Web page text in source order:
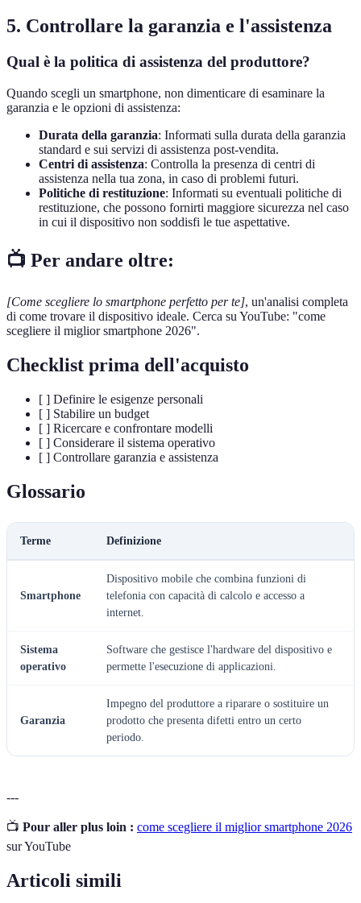
5. Controllare la garanzia e l'assistenza
Qual è la politica di assistenza del produttore?
Quando scegli un smartphone, non dimenticare di esaminare la
garanzia e le opzioni di assistenza:
Durata della garanzia: Informati sulla durata della garanzia
standard e sui servizi di assistenza post-vendita.
Centri di assistenza: Controlla la presenza di centri di
assistenza nella tua zona, in caso di problemi futuri.
Politiche di restituzione: Informati su eventuali politiche di
restituzione, che possono fornirti maggiore sicurezza nel caso
in cui il dispositivo non soddisfi le tue aspettative.
📺 Per andare oltre:
[Come scegliere lo smartphone perfetto per te], un'analisi completa
di come trovare il dispositivo ideale. Cerca su YouTube: "come
scegliere il miglior smartphone 2026".
Checklist prima dell'acquisto
[ ] Definire le esigenze personali
[ ] Stabilire un budget
[ ] Ricercare e confrontare modelli
[ ] Considerare il sistema operativo
[ ] Controllare garanzia e assistenza
Glossario
Terme Definizione
Smartphone
Dispositivo mobile che combina funzioni di
telefonia con capacità di calcolo e accesso a
internet.
Sistema
operativo
Software che gestisce l'hardware del dispositivo e
permette l'esecuzione di applicazioni.
Garanzia
Impegno del produttore a riparare o sostituire un
prodotto che presenta difetti entro un certo
periodo.
---
📺 Pour aller plus loin : come scegliere il miglior smartphone 2026
sur YouTube
Articoli simili